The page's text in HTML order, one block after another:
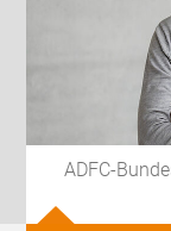
ADFC-